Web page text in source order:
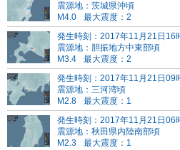
震源地：茨城県沖頃
M4.0
最大震度：2
発生時刻：2017年11月21日16
震源地：胆振地方中東部頃
M3.4
最大震度：2
発生時刻：2017年11月21日09
震源地：三河湾頃
M2.8
最大震度：1
発生時刻：2017年11月21日06
震源地：秋田県内陸南部頃
M2.3
最大震度：1